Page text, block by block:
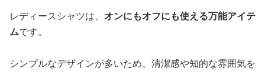
レディースシャツは、 オンにもオフにも使える万能アイテ
ムです。
シンプルなデザインが多いため、清潔感や知的な雰囲気を